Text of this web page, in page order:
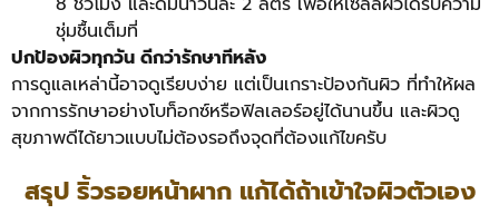
ชุ่มชื้นเต็มที่
ปกป้องผิวทุกวัน ดีกว่ารักษาทีหลัง
การดูแลเหล่านี้อาจดูเรียบง่าย แต่เป็นเกราะป้องกันผิว ที่ทำให้ผล
จากการรักษาอย่างโบท็อกซ์หรือฟิลเลอร์อยู่ได้นานขึ้น และผิวดู
สุขภาพดีได้ยาวแบบไม่ต้องรอถึงจุดที่ต้องแก้ไขครับ
สรุป ริ้วรอยหน้าผาก แก้ได้ถ้าเข้าใจผิวตัวเอง